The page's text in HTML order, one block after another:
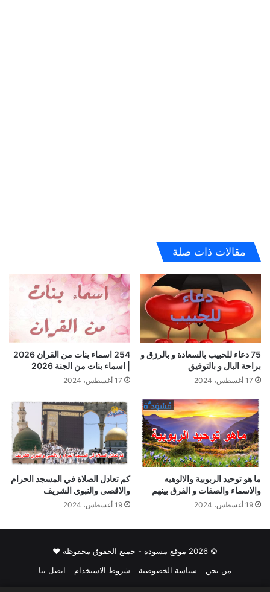
مقالات ذات صلة
75 دعاء للحبيب بالسعادة و بالرزق و
براحة البال و بالتوفيق
17 أغسطس، 2024
254 اسماء بنات من القران 2026
| اسماء بنات من الجنة 2026
17 أغسطس، 2024
ما هو توحيد الربوبية والالوهيه
والاسماء والصفات و الفرق بينهم
19 أغسطس، 2024
كم تعادل الصلاة في المسجد الحرام
والاقصى والنبوي الشريف
19 أغسطس، 2024
© 2026 موقع مسودة - جميع الحقوق محفوظة ♥
من نحن
سياسة الخصوصية شروط الاستخدام اتصل بنا